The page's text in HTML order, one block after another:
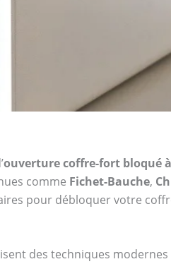
ouverture coffre-fort bloqué
comme Fichet-Bauche,
pour débloquer votre
des techniques